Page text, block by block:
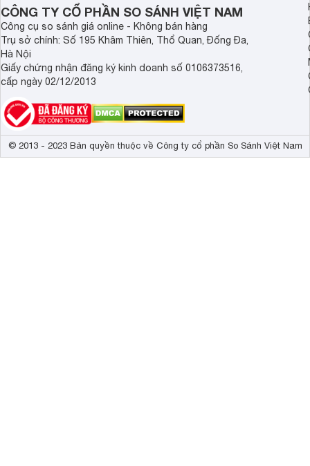
CÔNG TY CỔ PHẦN SO SÁNH VIỆT NAM
Công cụ so sánh giá online - Không bán hàng
Trụ sở chính: Số 195 Khâm Thiên, Thổ Quan, Đống Đa,
Hà Nội
Giấy chứng nhận đăng ký kinh doanh số 0106373516,
cấp ngày 02/12/2013
© 2013 - 2023 Bản quyền thuộc về Công ty cổ phần So Sánh Việt Nam